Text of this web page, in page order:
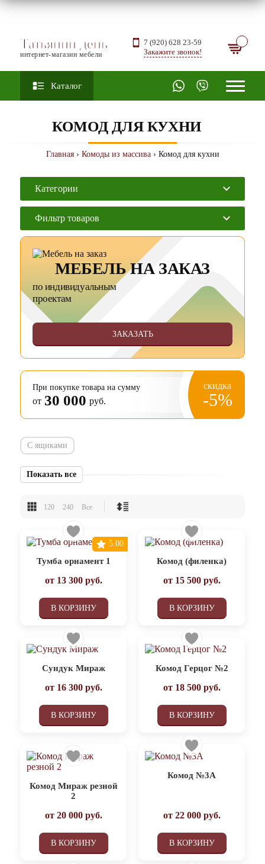
Татьянин день
интернет-магазин мебели
7 (920) 628 23-59
Закажите звонок!
Каталог
КОМОД ДЛЯ КУХНИ
Главная› Комоды из массива› Комод для кухни
Категории
Фильтр товаров
МЕБЕЛЬ НА ЗАКАЗ
по индивидуальным
проектам
ЗАКАЗАТЬ
При покупке товара на сумму
от 30 000 руб.
скидка
-5%
С ящиками
Показать все
120 240 Все
Тумба орнамент 1
от 13 300руб.
В КОРЗИНУ
5.00
Комод (филенка)
от 15 500руб.
В КОРЗИНУ
Сундук Мираж
от 16 300руб.
В КОРЗИНУ
Комод Герцог №2
от 18 500руб.
В КОРЗИНУ
Комод Мираж резной
2
от 20 000руб.
В КОРЗИНУ
Комод №3А
от 22 000руб.
В КОРЗИНУ